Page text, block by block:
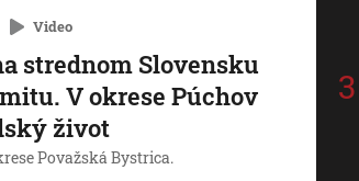
Video
strednom Slovensku
V okrese Púchov
život
Považská Bystrica.